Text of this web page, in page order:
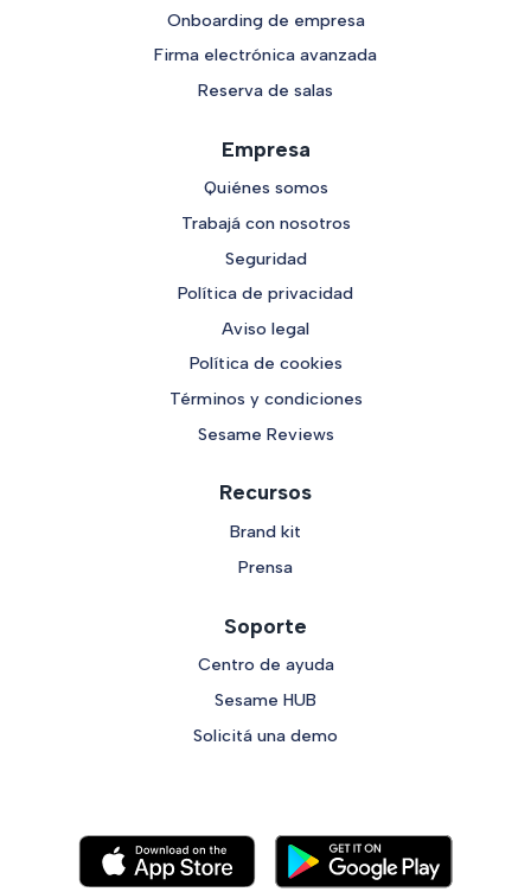
Onboarding de empresa
Firma electrónica avanzada
Reserva de salas
Empresa
Quiénes somos
Trabajá con nosotros
Seguridad
Política de privacidad
Aviso legal
Política de cookies
Términos y condiciones
Sesame Reviews
Recursos
Brand kit
Prensa
Soporte
Centro de ayuda
Sesame HUB
Solicitá una demo